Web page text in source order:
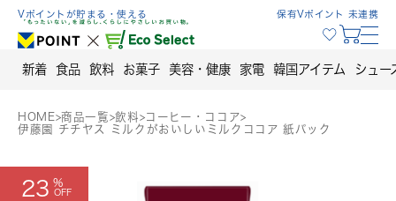
Skip
content
Vポイントが貯まる・使える 保有Vポイント 未連携
新着 食品 飲料 お菓子 美容・健康 家電 韓国アイテム シュー
HOME>商品一覧>飲料>コーヒー・ココア>
伊藤園 チチヤス ミルクがおいしいミルクココア 紙パック
23